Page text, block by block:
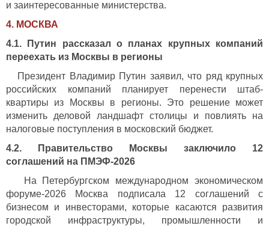
и заинтересованные министерства.
4. МОСКВА
4.1. Путин рассказал о планах крупных компаний
переехать из Москвы в регионы
Президент Владимир Путин заявил, что ряд крупных
российских компаний планирует перенести штаб-
квартиры из Москвы в регионы. Это решение может
изменить деловой ландшафт столицы и повлиять на
налоговые поступления в московский бюджет.
4.2. Правительство Москвы заключило 12
соглашений на ПМЭФ‑2026
На Петербургском международном экономическом
форуме‑2026 Москва подписала 12 соглашений с
бизнесом и инвесторами, которые касаются развития
городской инфраструктуры, промышленности и